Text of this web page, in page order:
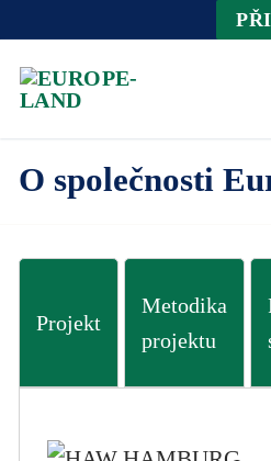
Inhalt
springen
O společnosti
Projekt
Metodika
projektu